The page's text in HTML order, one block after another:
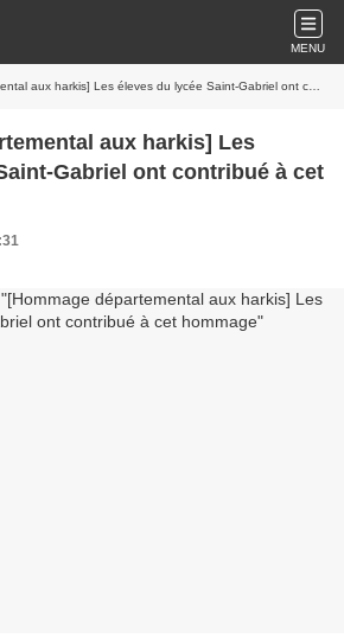
MENU
harkis] Les éleves du lycée Saint-Gabriel ont contribué à cet hommage
aux harkis] Les
Gabriel ont contribué à cet